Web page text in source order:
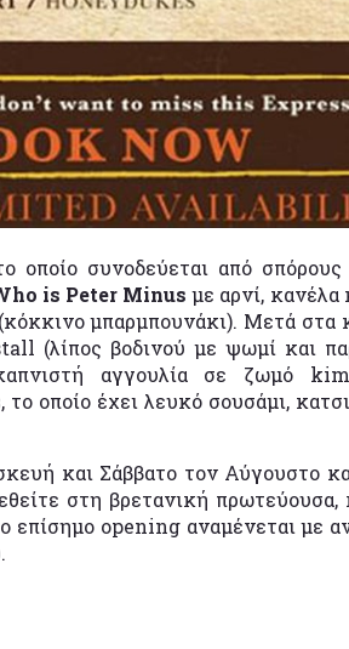
οποίο συνοδεύεται από
is Peter Minusμε αρνί, κανέλα
(κόκκινο μπαρμπουνάκι). Μετά στα
(λίπος βοδινού με ψωμί και
αγγουλία σε ζωμό
, το οποίο έχει λευκό σουσάμι,
και Σάββατο τον Αύγουστο
στη βρετανική πρωτεύουσα,
επίσημο opening αναμένεται με